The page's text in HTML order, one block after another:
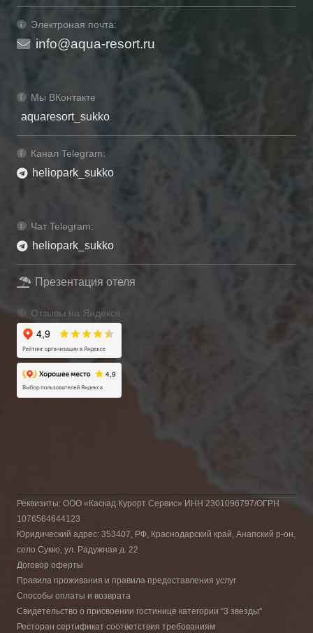
Электроная почта:
info@aqua-resort.ru
Мы ВКонтакте
aquaresort_sukko
Канал Telegram:
heliopark_sukko
Чат Telegram:
heliopark_sukko
Презентация отеля
Отзывы на Яндексе
Реквизиты: ООО «Каскад Курорт Сервис» ИНН 2301096797/ОГРН
1076564644123
Юридический адрес: 353407, РФ, Краснодарский край, Анапский р-он,
село Сукко, ул. Радужная д. 22
Договор оферты
Правила проживания и правила предоставления услуг
Способы оплаты и возврата
Свидетельство о присвоении гостинице категории “3 звезды”
Ресторан сертификат соответствия требованиям